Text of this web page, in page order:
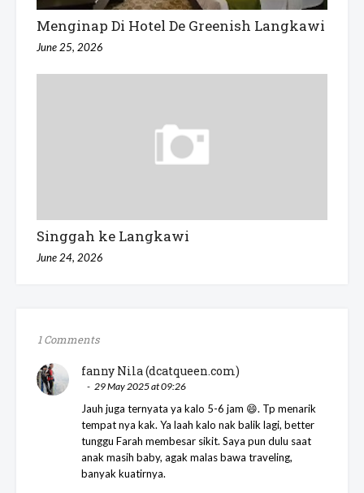
Menginap Di Hotel De Greenish Langkawi
June 25, 2026
Singgah ke Langkawi
June 24, 2026
1 Comments
fanny Nila (dcatqueen.com)
29 May 2025 at 09:26
Jauh juga ternyata ya kalo 5-6 jam 😄. Tp menarik
tempat nya kak. Ya laah kalo nak balik lagi, better
tunggu Farah membesar sikit. Saya pun dulu saat
anak masih baby, agak malas bawa traveling,
banyak kuatirnya.